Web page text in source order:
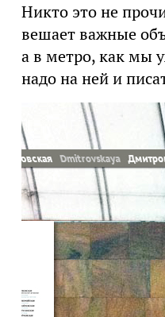
Никто это не
вешает важные
а в метро, как мы
надо на ней и